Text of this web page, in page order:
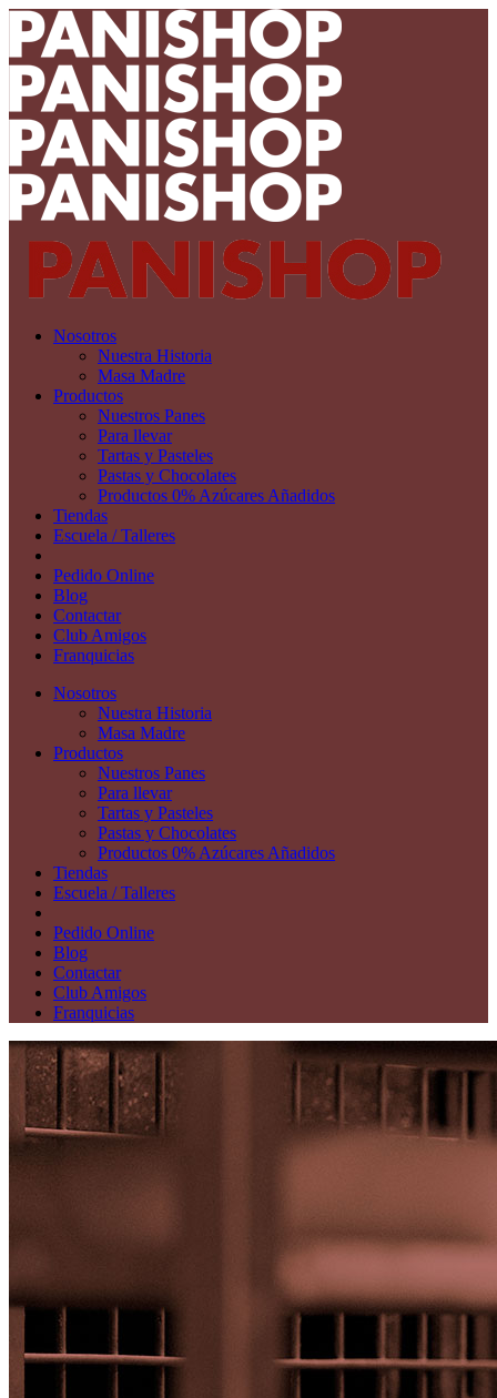
Nosotros
Nuestra Historia
Masa Madre
Productos
Nuestros Panes
Para llevar
Tartas y Pasteles
Pastas y Chocolates
Productos 0% Azúcares Añadidos
Tiendas
Escuela / Talleres
Pedido Online
Blog
Contactar
Club Amigos
Franquicias
Nosotros
Nuestra Historia
Masa Madre
Productos
Nuestros Panes
Para llevar
Tartas y Pasteles
Pastas y Chocolates
Productos 0% Azúcares Añadidos
Tiendas
Escuela / Talleres
Pedido Online
Blog
Contactar
Club Amigos
Franquicias